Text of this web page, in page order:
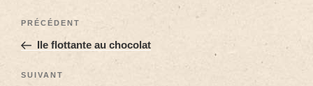
PRÉCÉDENT
Ile flottante au chocolat
SUIVANT